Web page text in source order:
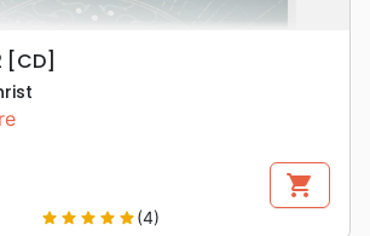
[CD]
shopping_cart
star star star star star(4)